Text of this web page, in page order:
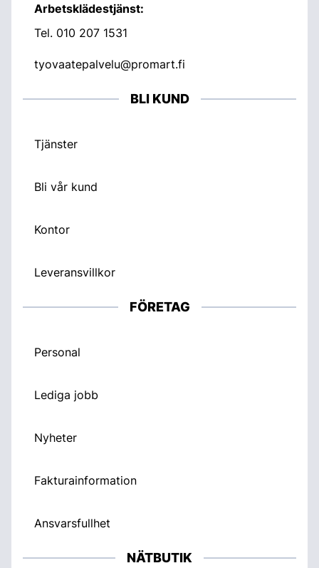
Arbetsklädestjänst:
Tel. 010 207 1531
tyovaatepalvelu@promart.fi
BLI KUND
Tjänster
Bli vår kund
Kontor
Leveransvillkor
FÖRETAG
Personal
Lediga jobb
Nyheter
Fakturainformation
Ansvarsfullhet
NÄTBUTIK